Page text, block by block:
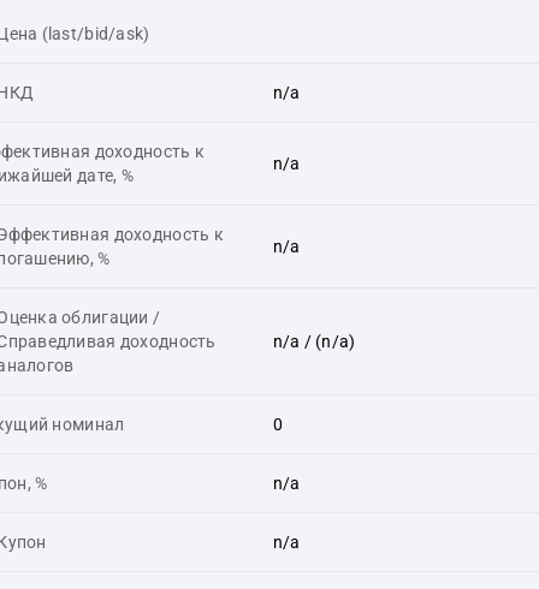
(last/bid/ask)
n/a
доходность к
дате, %
n/a
доходность к
%
n/a
облигации /
доходность
n/a / (n/a)
номинал 0
% n/a
n/a